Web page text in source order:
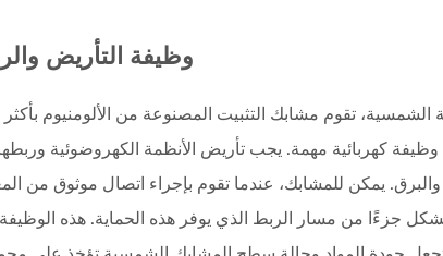
وظيفة التأريض
تقوم مشابك التثبيت المصنوعة من الألومنيوم بأكثر
كهربائية مهمة. يجب تأريض الأنظمة الكهروضوئية
والبرق. يمكن للمشابك، عندما تقوم بإجراء اتصال موثوق من
جزءًا من مسار الربط الذي يوفر هذه الحماية. هذه